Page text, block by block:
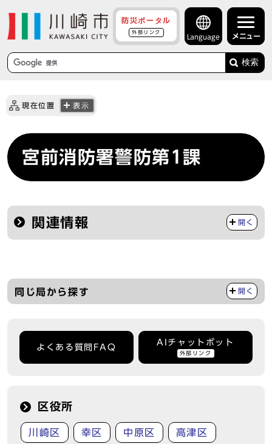
防災ポータル
外部リンク
Language メニュー
検索
現在位置 表示
宮前消防署警防第1課
関連情報 開く
同じ局から探す 開く
よくある質問FAQ
AIチャットボット
外部リンク
区役所
川崎区 幸区 中原区 高津区